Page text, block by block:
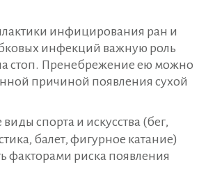
инфицирования ран и
инфекций важную роль
стоп. Пренебрежение ею можно
причиной появления сухой
спорта и искусства (бег,
балет, фигурное катание)
факторами риска появления